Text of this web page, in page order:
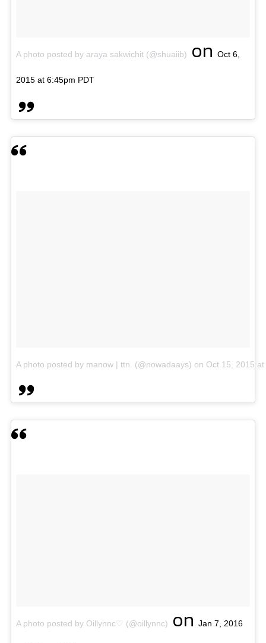
A photo posted by araya sakwichit (@shuaiib) on Oct 6,
2015 at 6:45pm PDT
A photo posted by manow | ttn. (@nowadaays) on Oct 15, 2015
A photo posted by Oillynnc♡ (@oillynnc) on Jan 7, 2016